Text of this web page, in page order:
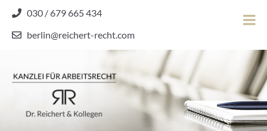
content
030 / 679 665 434
berlin@reichert-recht.com
Dr.
Reichert